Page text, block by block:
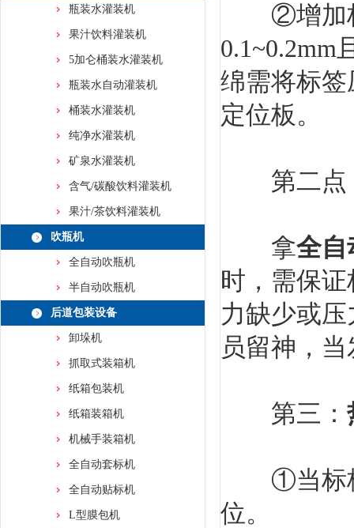
瓶装水灌装机
果汁饮料灌装机
5加仑桶装水灌装机
瓶装水自动灌装机
桶装水灌装机
纯净水灌装机
矿泉水灌装机
含气/碳酸饮料灌装机
果汁/茶饮料灌装机
吹瓶机
全自动吹瓶机
半自动吹瓶机
后道包装设备
卸垛机
抓取式装箱机
纸箱包装机
纸箱装箱机
机械手装箱机
全自动套标机
全自动贴标机
L型膜包机
②增加标
绵需将标
定位板。
第二点：
拿全自
时，需保
力缺少或
员留神，
第三：
①当标板
位。